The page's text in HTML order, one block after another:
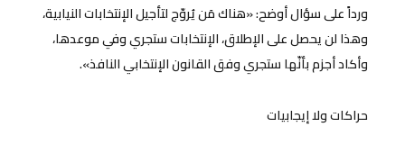
ورداً على سؤال أوضح: «هناك مَن يُروّج لتأجيل الإنتخابات النيابية،
وهذا لن يحصل على الإطلاق، الإنتخابات ستجري وفي موعدها،
وأكاد أجزم بأنّها ستجري وفق القانون الإنتخابي النافذ».
حراكات ولا إيجابيات